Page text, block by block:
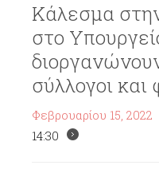
Κάλεσμα
στο
σύλλογοι και
Φεβρουαρίου 15, 2022
14:30